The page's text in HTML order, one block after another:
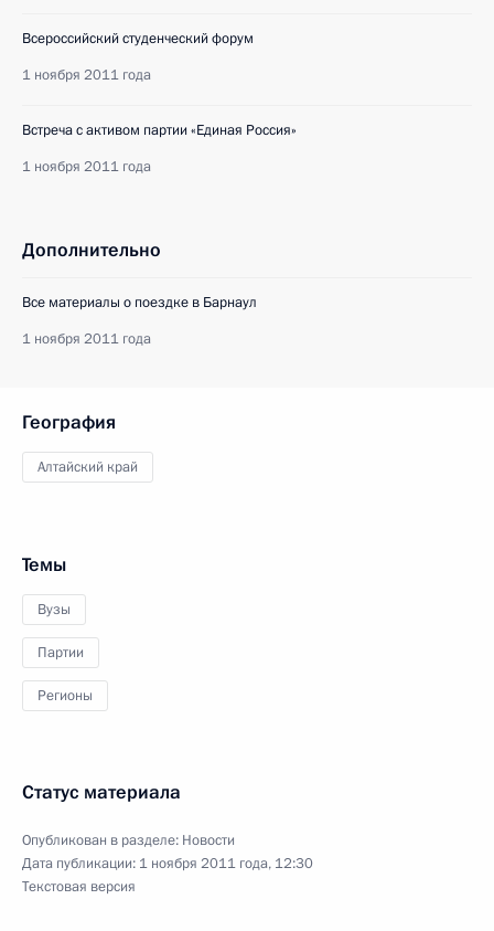
Всероссийский студенческий форум
1 ноября 2011 года
Встреча с активом партии «Единая Россия»
1 ноября 2011 года
Дополнительно
Все материалы о поездке в Барнаул
1 ноября 2011 года
География
Алтайский край
Темы
Вузы
Партии
Регионы
Статус материала
Опубликован в разделе: Новости
Дата публикации: 1 ноября 2011 года, 12:30
Текстовая версия